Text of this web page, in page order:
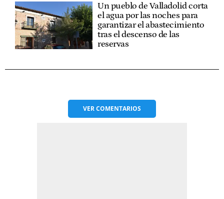
Un pueblo de Valladolid corta
el agua por las noches para
garantizar el abastecimiento
tras el descenso de las
reservas
VERCOMENTARIOS